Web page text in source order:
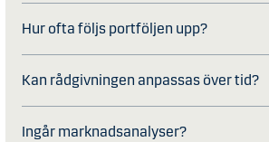
Hur ofta följs portföljen upp?
Kan rådgivningen anpassas över tid?
Ingår marknadsanalyser?